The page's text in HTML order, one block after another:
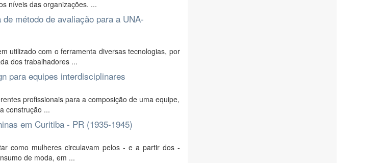
níveis das organizações. ...
método de avaliação para a UNA-
utilizado com o ferramenta diversas tecnologias, por
dos trabalhadores ...
para equipes interdisciplinares
profissionais para a composição de uma equipe,
construção ...
em Curitiba - PR (1935-1945)
como mulheres circulavam pelos - e a partir dos -
de moda, em ...